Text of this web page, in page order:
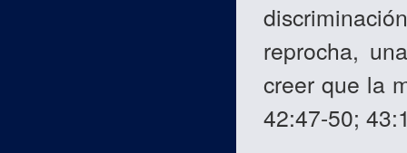
reprocha,
creer que la
42:47-50;